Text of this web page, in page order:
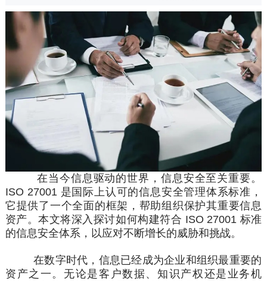
在当今信息驱动的世界，信息安全至关重要。
ISO 27001是国际上认可的信息安全管理体系标准 ，
它提供了一个全面的框架，帮助组织保护其重要信息
资产。本文将深入探讨如何构建符合 ISO 27001 标准
的信息安全体系，以应对不断增长的威胁和挑战。
在数字时代，信息已经成为企业和组织最重要的
资产之一。无论是客户数据、 知识产权 还是业务机